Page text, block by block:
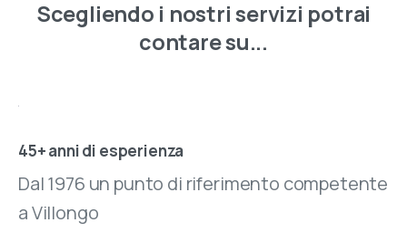
Scegliendo i nostriservizi potrai
contaresu...
45+ anni di esperienza
Dal 1976 un punto di riferimento competente
a Villongo